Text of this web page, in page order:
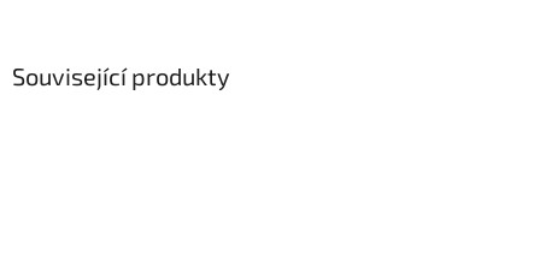
Související produkty